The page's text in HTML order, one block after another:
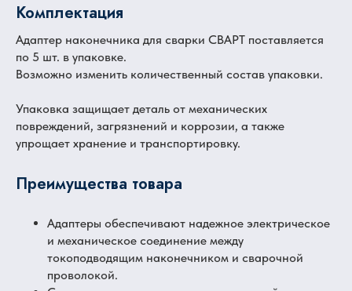
Комплектация
Адаптер наконечника для сварки СВАРТ поставляется
по 5 шт. в упаковке.
Возможно изменить количественный состав упаковки.
Упаковка защищает деталь от механических
повреждений, загрязнений и коррозии, а также
упрощает хранение и транспортировку.
Преимущества товара
Адаптеры обеспечивают надежное электрическое
и механическое соединение между
токоподводящим наконечником и сварочной
проволокой.